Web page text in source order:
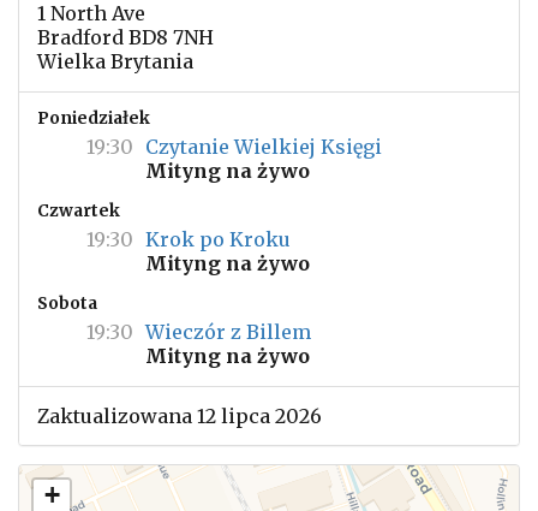
1 North Ave
Bradford BD8 7NH
Wielka Brytania
Poniedziałek
19:30 Czytanie Wielkiej Księgi
Mityng na żywo
Czwartek
19:30 Krok po Kroku
Mityng na żywo
Sobota
19:30 Wieczór z Billem
Mityng na żywo
Zaktualizowana 12 lipca 2026
+